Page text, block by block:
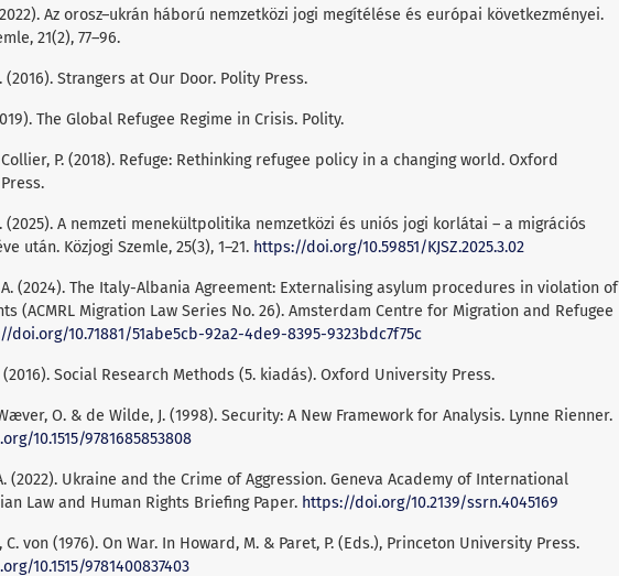
Az orosz–ukrán háború nemzetközi jogi megítélése és európai következményei.
21(2), 77–96.
(2016). Strangers at Our Door. Polity Press.
The Global Refugee Regime in Crisis. Polity.
P. (2018). Refuge: Rethinking refugee policy in a changing world. Oxford
(2025). A nemzeti menekültpolitika nemzetközi és uniós jogi korlátai – a migrációs
után. Közjogi Szemle, 25(3), 1–21. https://doi.org/10.59851/KJSZ.2025.3.02
(2024). The Italy-Albania Agreement: Externalising asylum procedures in violation of
(ACMRL Migration Law Series No. 26). Amsterdam Centre for Migration and Refugee
doi.org/10.71881/51abe5cb-92a2-4de9-8395-9323bdc7f75c
(2016). Social Research Methods (5. kiadás). Oxford University Press.
O. & de Wilde, J. (1998). Security: A New Framework for Analysis. Lynne Rienner.
10.1515/9781685853808
(2022). Ukraine and the Crime of Aggression. Geneva Academy of International
Law and Human Rights Briefing Paper. https://doi.org/10.2139/ssrn.4045169
C. von (1976). On War. In Howard, M. & Paret, P. (Eds.), Princeton University Press.
10.1515/9781400837403